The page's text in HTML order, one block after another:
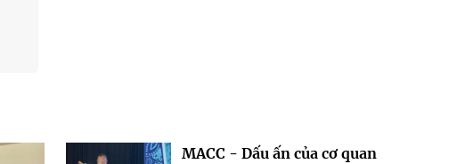
MACC - Dấu ấn của cơ quan